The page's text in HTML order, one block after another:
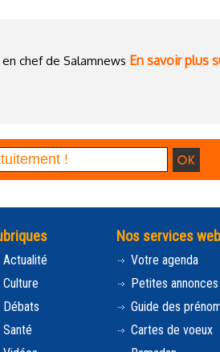
chef de Salamnews En savoir plus
Actualité
Culture
Débats
Santé
Nos services web
Votre agenda
Petites annonces
Guide des
Cartes de voeux